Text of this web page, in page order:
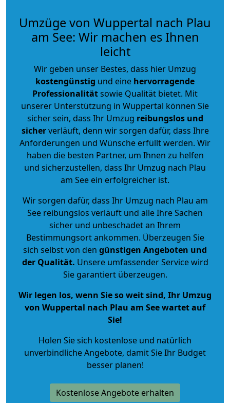
Umzüge von Wuppertal nach Plau
am See: Wir machen es Ihnen
leicht
Wir geben unser Bestes, dass hier Umzug
kostengünstig und eine hervorragende
Professionalitätsowie Qualität bietet. Mit
unserer Unterstützung in Wuppertal können Sie
sicher sein, dass Ihr Umzug reibungslos und
sicherverläuft, denn wir sorgen dafür, dass Ihre
Anforderungen und Wünsche erfüllt werden. Wir
haben die besten Partner, um Ihnen zu helfen
und sicherzustellen, dass Ihr Umzug nach Plau
am See ein erfolgreicher ist.
Wir sorgen dafür, dass Ihr Umzug nach Plau am
See reibungslos verläuft und alle Ihre Sachen
sicher und unbeschadet an Ihrem
Bestimmungsort ankommen. Überzeugen Sie
sich selbst von den günstigen Angeboten und
der Qualität. Unsere umfassender Service wird
Sie garantiert überzeugen.
Wir legen los, wenn Sie so weit sind, Ihr Umzug
von Wuppertal nach Plau am See wartet auf
Sie!
Holen Sie sich kostenlose und natürlich
unverbindliche Angebote, damit Sie Ihr Budget
besser planen!
Kostenlose Angebote erhalten